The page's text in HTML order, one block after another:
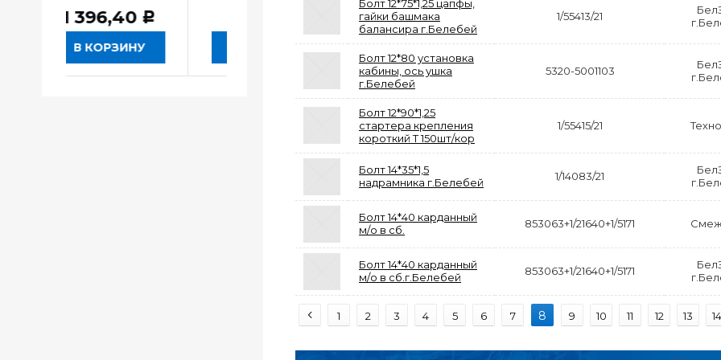
В КОРЗИНУ В КОРЗИНУ В КОРЗИНУ В КОРЗИНУ
Болт 12*75*1,25 цапфы,
гайки башмака
балансира г.Белебей
1/55413/21
Болт 12*80 установка
кабины, ось ушка
г.Белебей
5320-5001103
Болт 12*90*1,25
стартера крепления
короткий Т 150шт/кор
1/55415/21
Болт 14*35*1,5
надрамника г.Белебей
1/14083/21
Болт 14*40 карданный
м/о в сб.
853063+1/21640+1/5171
Болт 14*40 карданный
м/о в сб.г.Белебей
853063+1/21640+1/5171
1 2 3 4 5 6 7 8 9 10 11 12 13 14